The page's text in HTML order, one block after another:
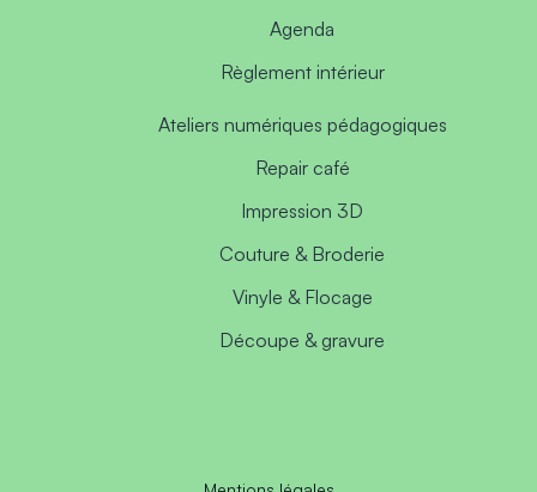
Agenda
Règlement intérieur
Ateliers numériques pédagogiques
Repair café
Impression 3D
Couture & Broderie
Vinyle & Flocage
Découpe & gravure